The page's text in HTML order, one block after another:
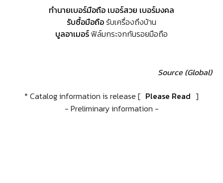
ทำนายเบอร์มือถือ เบอร์สวย เบอร์มงคล
รับซื้อมือถือรับเครื่องถึงบ้าน
บูลอาเมอร์ฟิล์มกระจกกันรอยมือถือ
Source (Global)
* Catalog information is release [ Please Read ]
- Preliminary information -